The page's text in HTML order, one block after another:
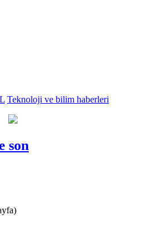
Teknoloji ve bilim haberleri
son